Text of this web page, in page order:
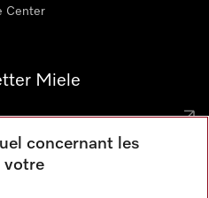
Center
Miele
support.be
concernant les
votre